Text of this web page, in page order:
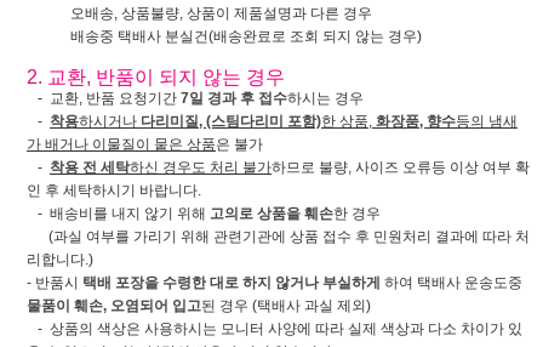
오배송, 상품불량, 상품이 제품설명과 다른 경우
배송중 택배사 분실건(배송완료로 조회 되지 않는 경우)
2. 교환, 반품이 되지 않는 경우
- 교환, 반품 요청기간 7일 경과 후 접수하시는 경우
- 착용하시거나 다리미질, (스팀다리미 포함)한 상품, 화장품, 향수등의 냄새
가 배거나 이물질이 뭍은 상품은 불가
- 착용 전 세탁하신 경우도 처리 불가하므로 불량, 사이즈 오류등 이상 여부 확
인 후 세탁하시기 바랍니다.
- 배송비를 내지 않기 위해 고의로 상품을 훼손한 경우
(과실 여부를 가리기 위해 관련기관에 상품 접수 후 민원처리 결과에 따라 처
리합니다.)
- 반품시 택배 포장을 수령한 대로 하지 않거나 부실하게 하여 택배사 운송도중
물품이 훼손, 오염되어 입고된 경우 (택배사 과실 제외)
- 상품의 색상은 사용하시는 모니터 사양에 따라 실제 색상과 다소 차이가 있